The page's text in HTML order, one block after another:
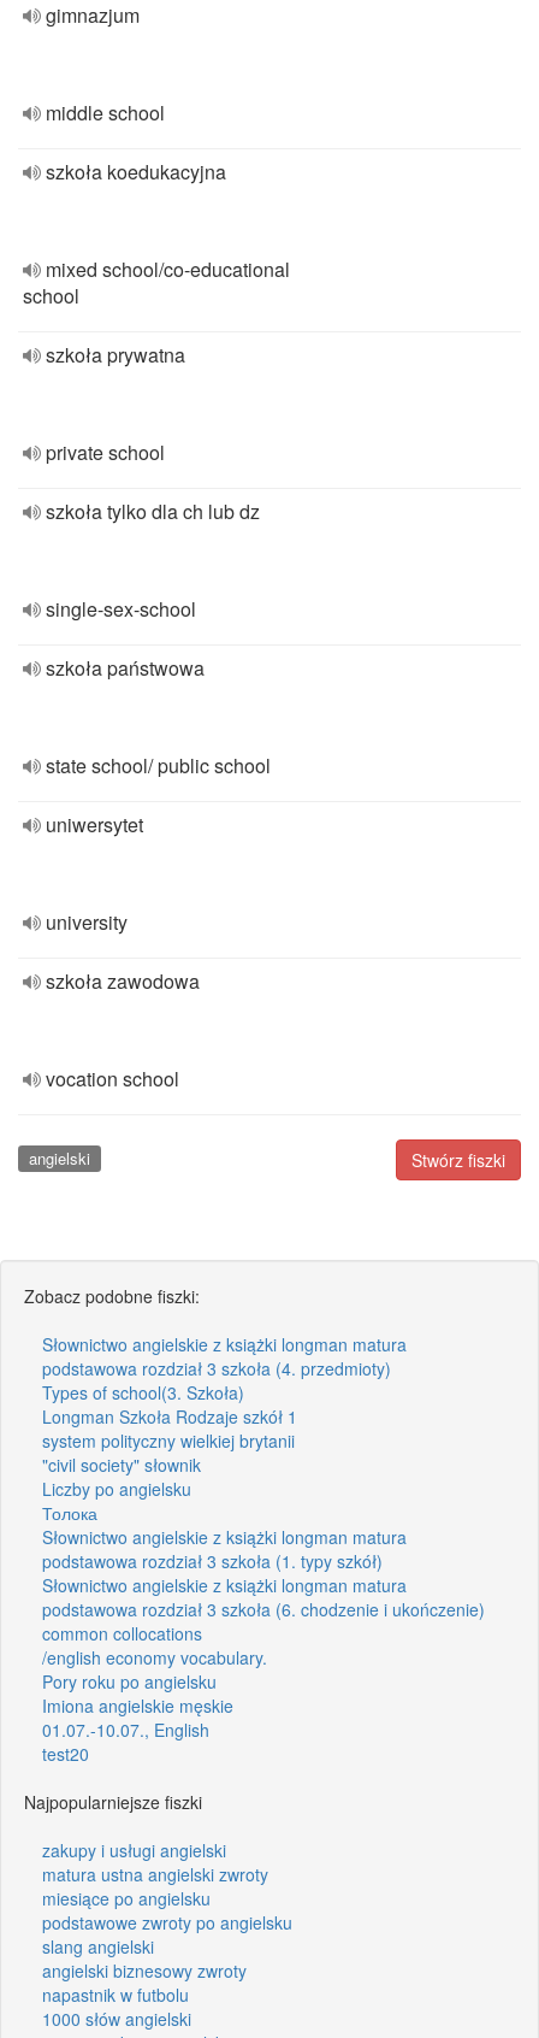
gimnazjum
middle school
szkoła koedukacyjna
mixed school/co-educational
school
szkoła prywatna
private school
szkoła tylko dla ch lub dz
single-sex-school
szkoła państwowa
state school/ public school
uniwersytet
university
szkoła zawodowa
vocation school
Stwórz fiszki
angielski
Zobacz podobne fiszki:
Słownictwo angielskie z książki longman matura
podstawowa rozdział 3 szkoła (4. przedmioty)
Types of school(3. Szkoła)
Longman Szkoła Rodzaje szkół 1
system polityczny wielkiej brytanii
"civil society" słownik
Liczby po angielsku
Толока
Słownictwo angielskie z książki longman matura
podstawowa rozdział 3 szkoła (1. typy szkół)
Słownictwo angielskie z książki longman matura
podstawowa rozdział 3 szkoła (6. chodzenie i ukończenie)
common collocations
/english economy vocabulary.
Pory roku po angielsku
Imiona angielskie męskie
01.07.-10.07., English
test20
Najpopularniejsze fiszki
zakupy i usługi angielski
matura ustna angielski zwroty
miesiące po angielsku
podstawowe zwroty po angielsku
slang angielski
angielski biznesowy zwroty
napastnik w futbolu
1000 słów angielski